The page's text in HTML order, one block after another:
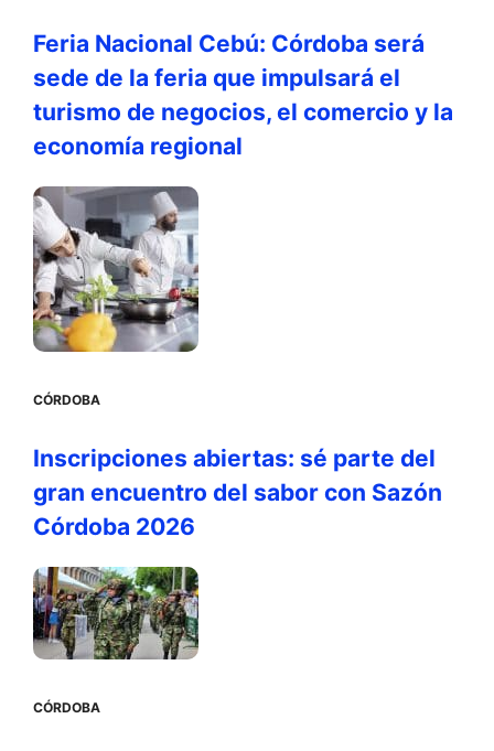
Feria Nacional Cebú: Córdoba será
sede de la feria que impulsará el
turismo de negocios, el comercio y la
economía regional
CÓRDOBA
Inscripciones abiertas: sé parte del
gran encuentro del sabor con Sazón
Córdoba 2026
CÓRDOBA